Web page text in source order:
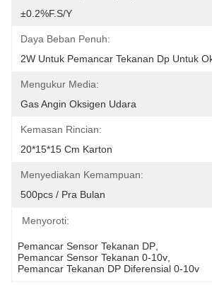
±0.2%F.S/y
Daya Beban Penuh:
2W Untuk Pemancar Tekanan Dp Untuk
Mengukur Media:
Gas Angin Oksigen Udara
Kemasan Rincian:
20*15*15 Cm Karton
Menyediakan Kemampuan:
500pcs / Pra Bulan
Menyoroti:
Pemancar Sensor Tekanan DP
Pemancar Sensor Tekanan 0-10v
Pemancar Tekanan DP Diferensial 0-10v